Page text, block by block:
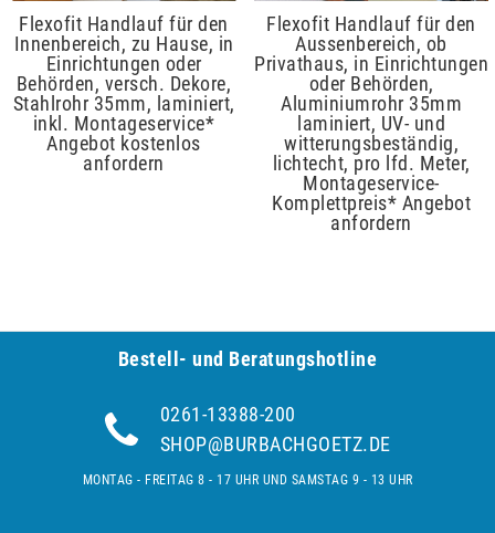
Flexofit Handlauf für den
Innenbereich, zu Hause, in
Einrichtungen oder
Behörden, versch. Dekore,
Stahlrohr 35mm, laminiert,
inkl. Montageservice*
Angebot kostenlos
anfordern
Flexofit Handlauf für den
Aussenbereich, ob
Privathaus, in Einrichtungen
oder Behörden,
Aluminiumrohr 35mm
laminiert, UV- und
witterungsbeständig,
lichtecht, pro lfd. Meter,
Montageservice-
Komplettpreis* Angebot
anfordern
Bestell- und Be­ra­tungs­hot­line
0261-13388-200
SHOP@BURBACHGOETZ.DE
MONTAG - FREITAG 8 - 17 UHR UND SAMSTAG 9 - 13 UHR